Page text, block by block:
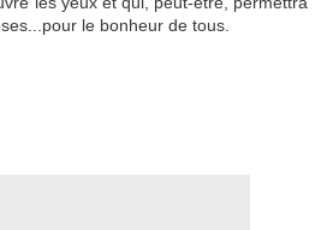
le bonheur de tous.